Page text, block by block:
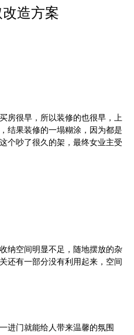
造方案
房很早，所以装修的也很早，上
结果装修的一塌糊涂，因为都是
个吵了很久的架，最终女业主受
纳空间明显不足，随地摆放的杂
还有一部分没有利用起来，空间
进门就能给人带来温馨的氛围